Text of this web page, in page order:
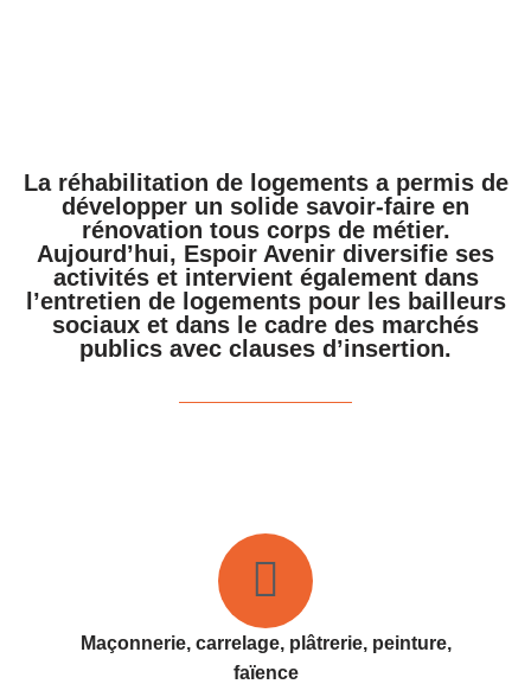
La réhabilitation de logements a permis de
développer un solide savoir-faire en
rénovation tous corps de métier.
Aujourd’hui, Espoir Avenir diversifie ses
activités et intervient également dans
l’entretien de logements pour les bailleurs
sociaux et dans le cadre des marchés
publics avec clauses d’insertion.
Maçonnerie, carrelage, plâtrerie, peinture,
faïence